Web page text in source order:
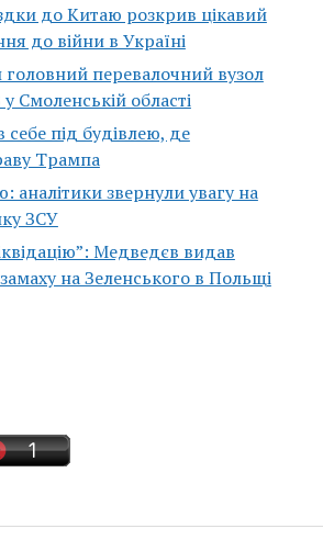
до Китаю розкрив цікавий
до війни в Україні
перевалочний вузол
Смоленській області
себе під будівлею, де
Трампа
звернули увагу на
ЗСУ
Медведєв видав
на Зеленського в Польщі